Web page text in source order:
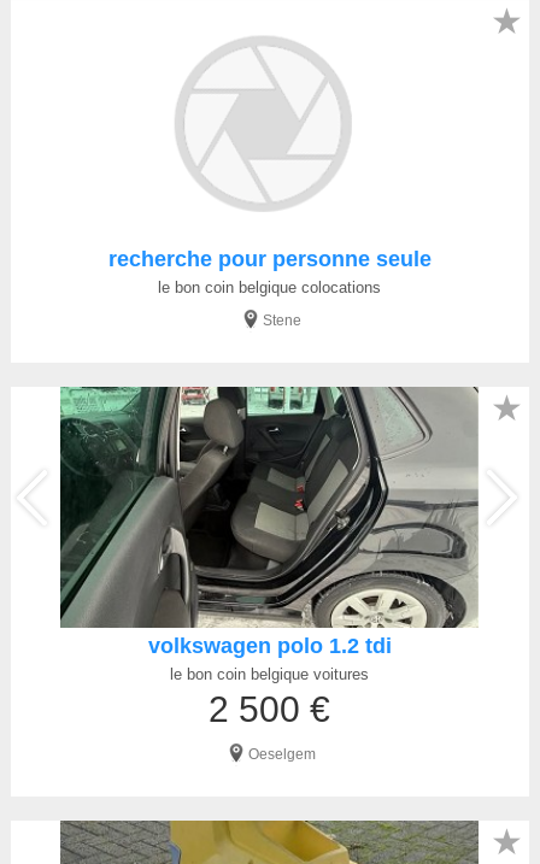
recherche pour personne seule
le bon coin belgique colocations
Stene
★
volkswagen polo 1.2 tdi
le bon coin belgique voitures
2 500 €
Oeselgem
★
★